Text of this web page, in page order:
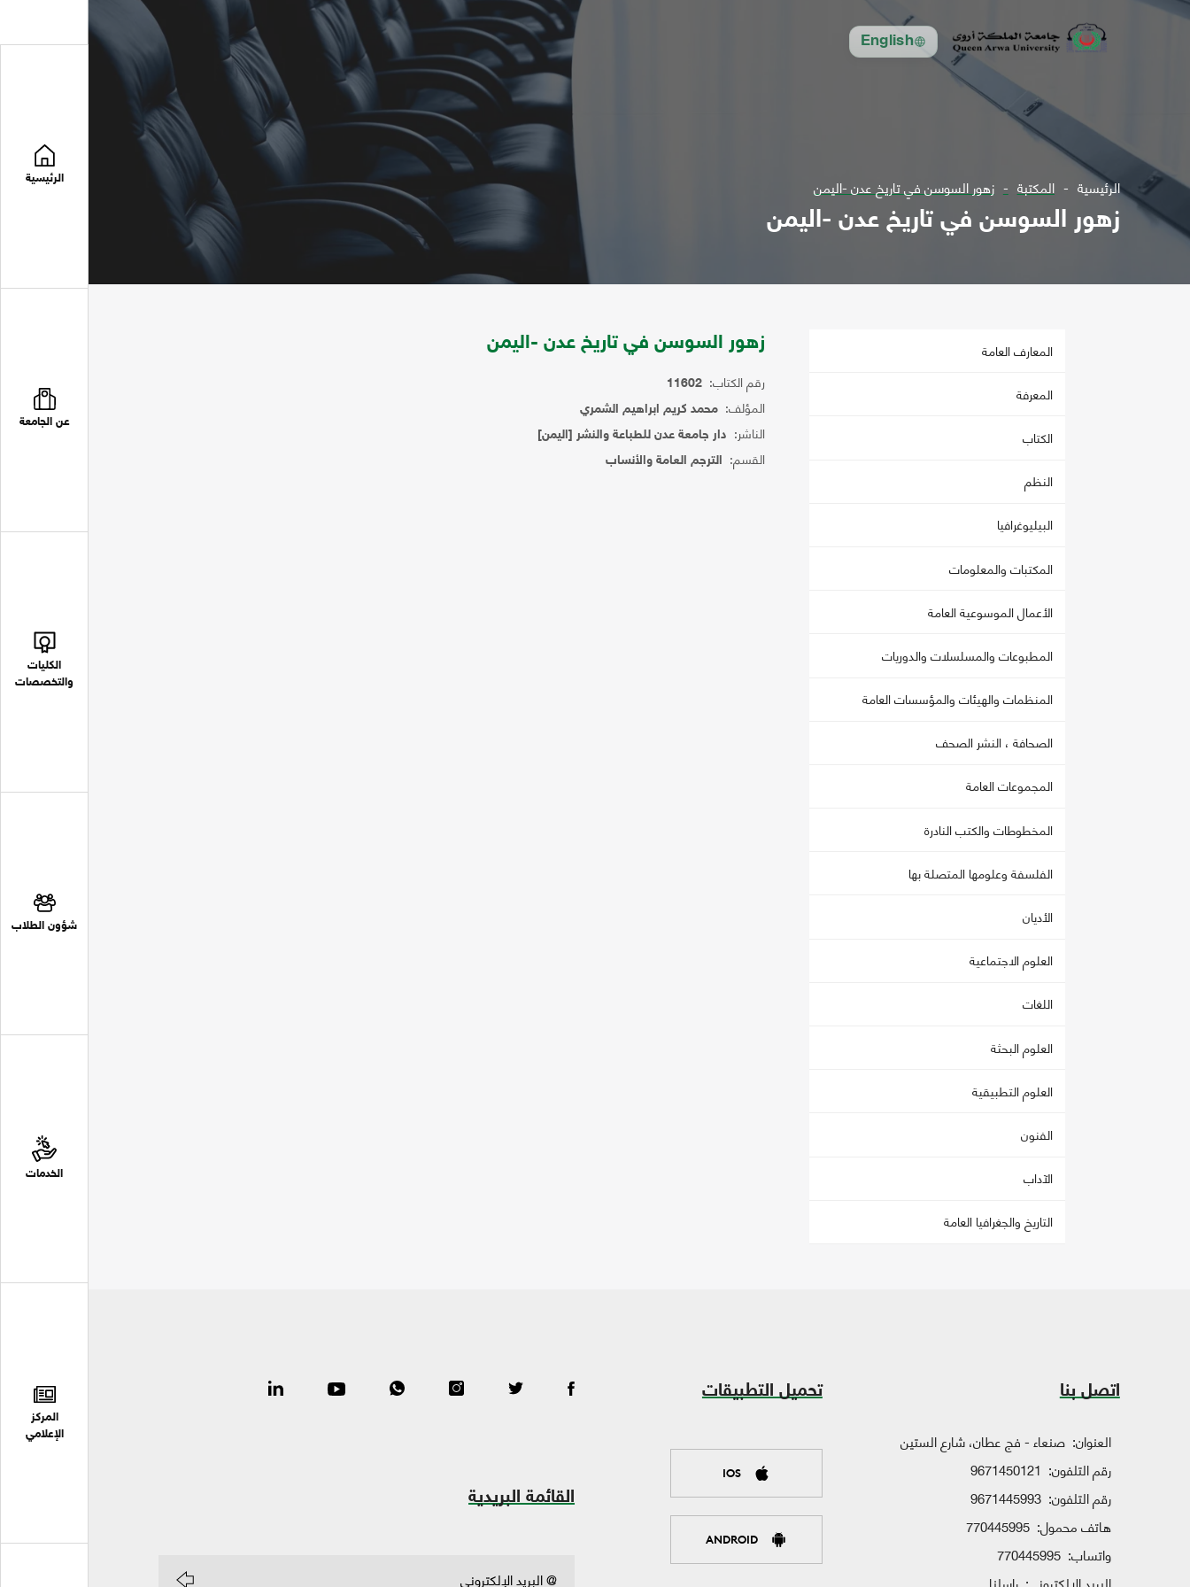
English
الرئيسية
عن الجامعة
الكليات
والتخصصات
شؤون الطلاب
الخدمات
المركز
الإعلامي
الرئيسية المكتبة زهور السوسن في تاريخ عدن -اليمن
زهور السوسن في تاريخ عدن -اليمن
المعارف العامة
المعرفة
الكتاب
النظم
البيليوغرافيا
المكتبات والمعلومات
الأعمال الموسوعية العامة
المطبوعات والمسلسلات والدوريات
المنظمات والهيئات والمؤسسات العامة
الصحافة ، النشر الصحف
المجموعات العامة
المخطوطات والكتب النادرة
الفلسفة وعلومها المتصلة بها
الأديان
العلوم الاجتماعية
اللغات
العلوم البحثة
العلوم التطبيقية
الفنون
الآداب
التاريخ والجغرافيا العامة
زهور السوسن في تاريخ عدن -اليمن
رقم الكتاب: 11602
المؤلف: محمد كريم ابراهيم الشمري
الناشر: دار جامعة عدن للطباعة والنشر [اليمن]
القسم: الترجم العامة والأنساب
اتصل بنا
العنوان: صنعاء - فج عطان، شارع الستين
رقم التلفون: 9671450121
رقم التلفون: 9671445993
هاتف محمول: 770445995
واتساب: 770445995
تحميل التطبيقات
IOS
ANDROID
القائمة البريدية